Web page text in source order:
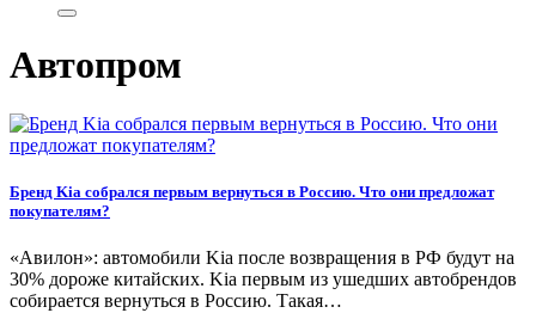
Автопром
Бренд Kia собрался первым вернуться в Россию. Что они предложат
покупателям?
«Авилон»: автомобили Kia после возвращения в РФ будут на
30% дороже китайских. Kia первым из ушедших автобрендов
собирается вернуться в Россию. Такая…